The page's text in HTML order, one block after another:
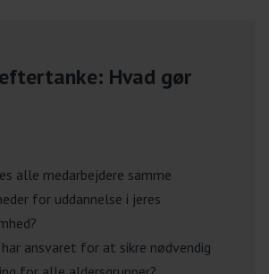
Hvad gør
alle medarbejdere samme
for uddannelse i jeres
ansvaret for at sikre nødvendig